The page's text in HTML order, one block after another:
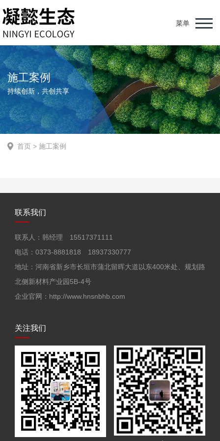
菜单
施工案例
持续创新，共创共享
首页 > 施工案例
联系我们
联系人：韩经理 15517371111
电话：0373-8881818 18937330777
地址：河南省新乡市长垣市蒲北留晖大道以东400米处、规划路
北侧新材料产业园5B-4号
企业官网：http://www.hnsnbhb.com
关注我们